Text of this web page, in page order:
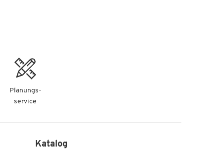
Planungs-
service
Katalog